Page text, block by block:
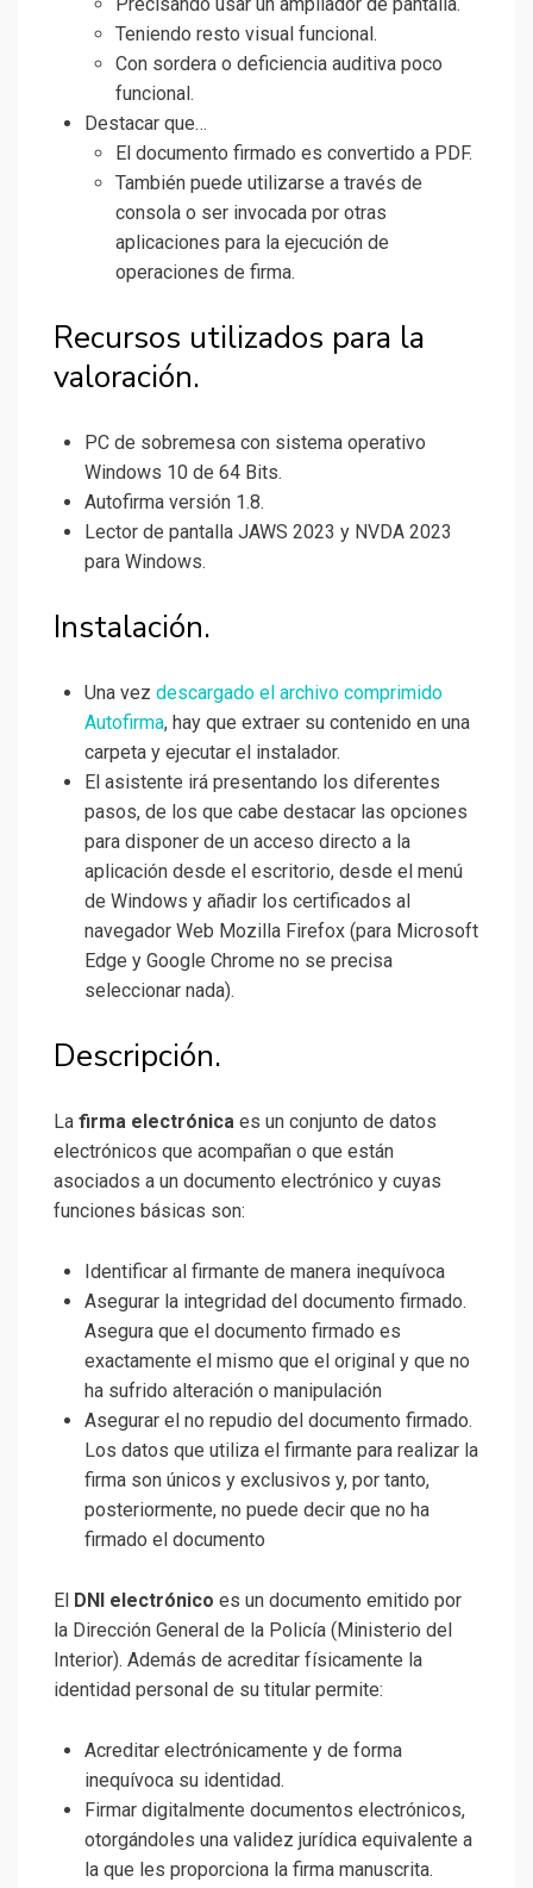
Teniendo resto visual funcional.
Con sordera o deficiencia auditiva poco
funcional.
Destacar que…
El documento firmado es convertido a PDF.
También puede utilizarse a través de
consola o ser invocada por otras
aplicaciones para la ejecución de
operaciones de firma.
Recursos utilizados para la
valoración.
PC de sobremesa con sistema operativo
Windows 10 de 64 Bits.
Autofirma versión 1.8.
Lector de pantalla JAWS 2023 y NVDA 2023
para Windows.
Instalación.
Una vez descargado el archivo comprimido
Autofirma, hay que extraer su contenido en una
carpeta y ejecutar el instalador.
El asistente irá presentando los diferentes
pasos, de los que cabe destacar las opciones
para disponer de un acceso directo a la
aplicación desde el escritorio, desde el menú
de Windows y añadir los certificados al
navegador Web Mozilla Firefox (para Microsoft
Edge y Google Chrome no se precisa
seleccionar nada).
Descripción.
La firma electrónica es un conjunto de datos
electrónicos que acompañan o que están
asociados a un documento electrónico y cuyas
funciones básicas son:
Identificar al firmante de manera inequívoca
Asegurar la integridad del documento firmado.
Asegura que el documento firmado es
exactamente el mismo que el original y que no
ha sufrido alteración o manipulación
Asegurar el no repudio del documento firmado.
Los datos que utiliza el firmante para realizar la
firma son únicos y exclusivos y, por tanto,
posteriormente, no puede decir que no ha
firmado el documento
El DNI electrónico es un documento emitido por
la Dirección General de la Policía (Ministerio del
Interior). Además de acreditar físicamente la
identidad personal de su titular permite:
Acreditar electrónicamente y de forma
inequívoca su identidad.
Firmar digitalmente documentos electrónicos,
otorgándoles una validez jurídica equivalente a
la que les proporciona la firma manuscrita.